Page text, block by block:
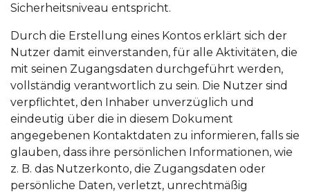
Sicherheitsniveau entspricht.
Durch die Erstellung eines Kontos erklärt sich der
Nutzer damit einverstanden, für alle Aktivitäten, die
mit seinen Zugangsdaten durchgeführt werden,
vollständig verantwortlich zu sein. Die Nutzer sind
verpflichtet, den Inhaber unverzüglich und
eindeutig über die in diesem Dokument
angegebenen Kontaktdaten zu informieren, falls sie
glauben, dass ihre persönlichen Informationen, wie
z. B. das Nutzerkonto, die Zugangsdaten oder
persönliche Daten, verletzt, unrechtmäßig